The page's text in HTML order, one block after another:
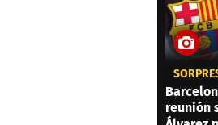
reunión